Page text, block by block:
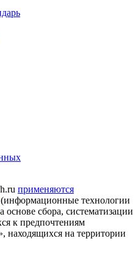
применяются
(информационные технологии
сбора, систематизации
к предпочтениям
находящихся на территории